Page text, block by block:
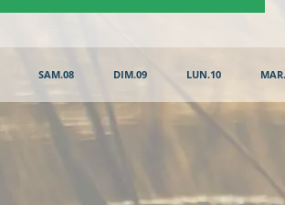
SAM.08 DIM.09 LUN.10